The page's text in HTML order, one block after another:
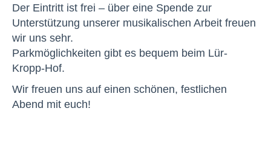
Der Eintritt ist frei – über eine Spende zur
Unterstützung unserer musikalischen Arbeit freuen
wir uns sehr.
Parkmöglichkeiten gibt es bequem beim Lür-
Kropp-Hof.
Wir freuen uns auf einen schönen, festlichen
Abend mit euch!